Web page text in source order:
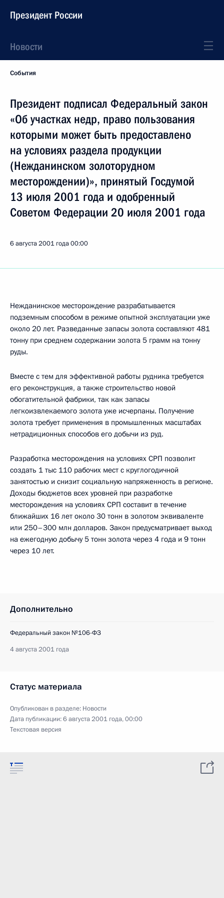
Президент России
Новости
События
Президент подписал Федеральный закон
«Об участках недр, право пользования
которыми может быть предоставлено
на условиях раздела продукции
(Нежданинском золоторудном
месторождении)», принятый Госдумой
13 июля 2001 года и одобренный
Советом Федерации 20 июля 2001 года
6 августа 2001 года00:00
Нежданинское месторождение разрабатывается
подземным способом в режиме опытной эксплуатации уже
около 20 лет. Разведанные запасы золота составляют 481
тонну при среднем содержании золота 5 грамм на тонну
руды.
Вместе с тем для эффективной работы рудника требуется
его реконструкция, а также строительство новой
обогатительной фабрики, так как запасы
легкоизвлекаемого золота уже исчерпаны. Получение
золота требует применения в промышленных масштабах
нетрадиционных способов его добычи из руд.
Разработка месторождения на условиях СРП позволит
создать 1 тыс 110 рабочих мест с круглогодичной
занятостью и снизит социальную напряженность в регионе.
Доходы бюджетов всех уровней при разработке
месторождения на условиях СРП составит в течение
ближайших 16 лет около 30 тонн в золотом эквиваленте
или 250–300 млн долларов. Закон предусматривает выход
на ежегодную добычу 5 тонн золота через 4 года и 9 тонн
через 10 лет.
Дополнительно
Федеральный закон №106-ФЗ
4 августа 2001 года
Статус материала
Опубликован в разделе: Новости
Дата публикации:6 августа 2001 года, 00:00
Текстовая версия